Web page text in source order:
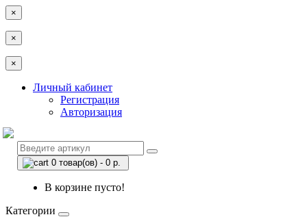
×
×
×
Личный кабинет
Регистрация
Авторизация
0 товар(ов) - 0 р.
В корзине пусто!
Категории